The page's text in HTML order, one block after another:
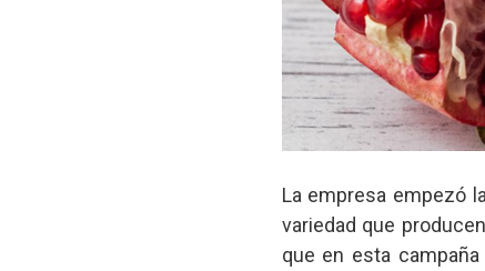
La empresa empezó
variedad que
que en esta